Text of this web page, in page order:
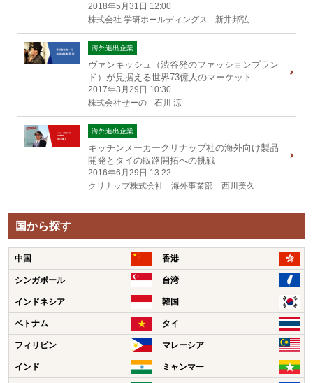
2018年5月31日 12:00
株式会社 学研ホールディングス
新井邦弘
海外進出企業
ヴァンキッシュ（渋谷発のファッションブラン
ド）が見据える世界73億人のマーケット
2017年3月29日 10:30
株式会社せーの
石川 涼
海外進出企業
キッチンメーカークリナップ社の海外向け製品
開発とタイの販路開拓への挑戦
2016年6月29日 13:22
クリナップ株式会社
海外事業部 西川美久
国から探す
中国 香港
シンガポール 台湾
インドネシア 韓国
ベトナム タイ
フィリピン マレーシア
インド ミャンマー